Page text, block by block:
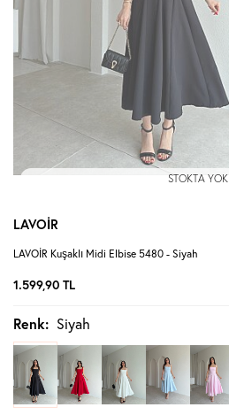
STOKTA YOK
LAVOİR
LAVOİR Kuşaklı Midi Elbise 5480 - Siyah
1.599,90 TL
Renk: Siyah